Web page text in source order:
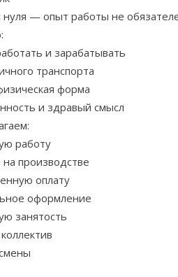
нуля — опыт работы не
и зарабатывать
транспорта
форма
и здравый смысл
работу
на производстве
оплату
оформление
занятость